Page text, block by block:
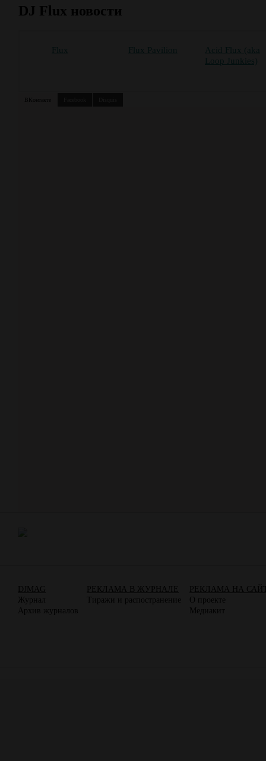
DJ Flux новости
Flux Flux Pavilion
Acid Flux (aka
Loop Junkies)
ВКонтакте
DJMAG
Журнал
Архив журналов
РЕКЛАМА В ЖУРНАЛЕ
Тиражи и распостранение
РЕКЛАМА НА
О проекте
Медиакит